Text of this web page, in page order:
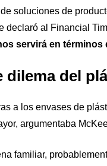
soluciones de
declaró al Financial
servirá en
dilema del
a los envases de
argumentaba
familiar,